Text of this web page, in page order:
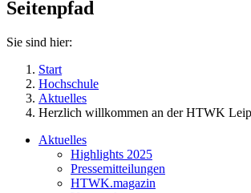
Seitenpfad
Sie sind hier:
Start
Hochschule
Aktuelles
Herzlich willkommen an der HTWK
Aktuelles
Highlights 2025
Pressemitteilungen
HTWK.magazin